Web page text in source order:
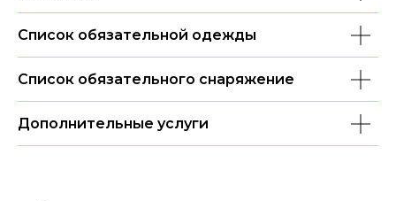
Список обязательной одежды
Список обязательного снаряжение
Дополнительные услуги